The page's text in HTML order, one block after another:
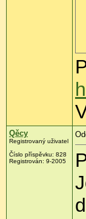
Qěcy
Registrovaný uživatel
Číslo příspěvku: 828
Registrován: 9-2005